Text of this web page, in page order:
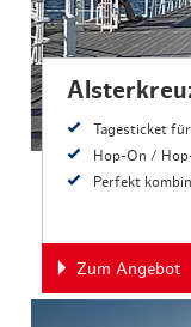
Tagesticket
Hop-On /
Perfekt
Zum Angebot